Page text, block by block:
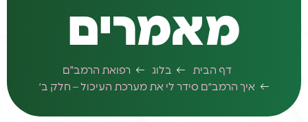
מאמרים
דף הבית בלוג
רפואת הרמב"ם
איך הרמב״ם סידר לי את מערכת העיכול – חלק ב׳